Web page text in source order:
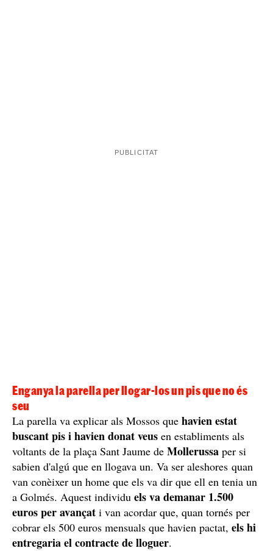
Enganya la parella per llogar-los un pis que no és
seu
La parella va explicar als Mossos que havien estat
buscant pis i havien donat veus en establiments als
voltants de la plaça Sant Jaume de Mollerussa per si
sabien d'algú que en llogava un. Va ser aleshores quan
van conèixer un home que els va dir que ell en tenia un
a Golmés. Aquest individu els va demanar 1.500
euros per avançat i van acordar que, quan tornés per
cobrar els 500 euros mensuals que havien pactat, els hi
entregaria el contracte de lloguer.